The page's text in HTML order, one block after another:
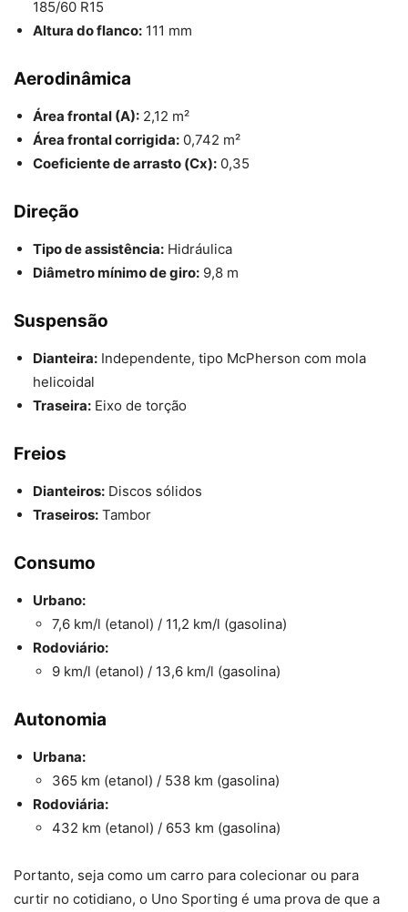
185/60 R15
Altura do flanco: 111 mm
Aerodinâmica
Área frontal (A): 2,12 m²
Área frontal corrigida: 0,742 m²
Coeficiente de arrasto (Cx): 0,35
Direção
Tipo de assistência: Hidráulica
Diâmetro mínimo de giro: 9,8 m
Suspensão
Dianteira: Independente, tipo McPherson com mola
helicoidal
Traseira: Eixo de torção
Freios
Dianteiros: Discos sólidos
Traseiros: Tambor
Consumo
Urbano:
7,6 km/l (etanol) / 11,2 km/l (gasolina)
Rodoviário:
9 km/l (etanol) / 13,6 km/l (gasolina)
Autonomia
Urbana:
365 km (etanol) / 538 km (gasolina)
Rodoviária:
432 km (etanol) / 653 km (gasolina)
Portanto, seja como um carro para colecionar ou para
curtir no cotidiano, o Uno Sporting é uma prova de que a